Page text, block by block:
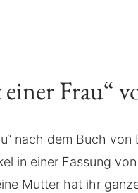
Frau“
nach dem Buch
in einer Fassung
Mutter hat ihr